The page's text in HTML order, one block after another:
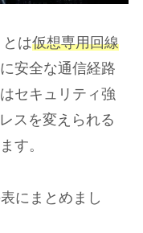
は仮想専用回線
安全な通信経路
セキュリティ強
スを変えられる
す。
にまとめまし